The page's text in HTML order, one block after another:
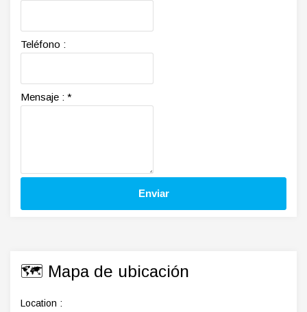
Teléfono :
Mensaje : *
🗺️ Mapa de ubicación
Location :